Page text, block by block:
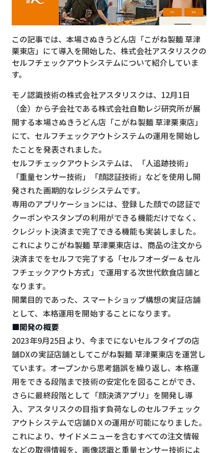
M2M
VPN
スマート〇〇
スマート農業
ロボット
スマート物流
IoT
DX
ニュース
デジタルサイネージ
カメラ
Wi-Fi
SaaS
AI
おすすめ
SIM
スマホ
リセット
検索する
この記事では、本場さぬきうどん店「こがね製麺 草津
栗東店」にて導入を開始した、株式会社アスタリスクの
セルフチェックアウトシステムについて紹介していま
す。
モノ認識技術の株式会社アスタリスクは、12月1日
（金）から子会社である株式会社自動レジ研究所が展
開する本場さぬきうどん店「こがね製麺 草津栗東店」
にて、セルフチェックアウトシステムの運用を開始し
たことを発表されました。
セルフチェックアウトシステムは、「人追跡技術」
「重量センサー技術」「顔認証技術」などを使用し開
発された画期的なレジシステムです。
専用のアプリケーションには、登録した顔での認証で
クーポンやスタンプの利用ができる機能だけでなく、
クレジット決済まで完了できる機能も実装しました。
これによりこがね製麺 草津栗東店は、商品の注文から
決済までをセルフで完了する「セルフオーダー＆セル
フチェックアウト方式」で運用する次世代飲食店舗と
なります。
開業目的であった、スマートショップ構想の実証店舗
として、本格運用を開始することになります。
■開発の概要
2023年9月25日より、今までにないセルフタイプの店
舗DXの実証店舗としてこがね製麺 草津栗東店を運営し
ています。オープンから思考錯誤を繰り返し、本格運
用をできる段階まで技術の安定化を図ることができ、
さらに最終段階として「顔決済アプリ」を開発し導
入、アスタリスクの目指す負荷なしのセルフチェック
アウトシステムで店舗DＸの運用が可能になりました。
これにより、サイドメニューを含むすべての注文情報
などの取得情報を、画像認識と重量センサー技術によ